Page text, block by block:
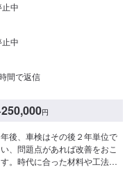
中
中
間で返信
250,000円
後、車検はその後２年単位で
、問題点があれば改善をおこ
。時代に合った材料や工法な